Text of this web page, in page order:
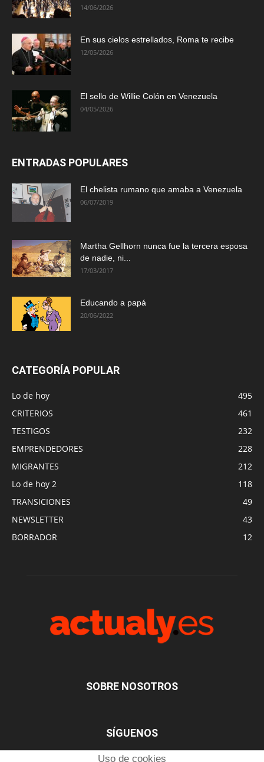
14/06/2026
En sus cielos estrellados, Roma te recibe
12/05/2026
El sello de Willie Colón en Venezuela
04/05/2026
ENTRADAS POPULARES
El chelista rumano que amaba a Venezuela
06/07/2019
Martha Gellhorn nunca fue la tercera esposa
de nadie, ni...
17/03/2017
Educando a papá
20/06/2022
CATEGORÍA POPULAR
Lo de hoy
495
CRITERIOS
461
TESTIGOS
232
EMPRENDEDORES
228
MIGRANTES
212
Lo de hoy 2
118
TRANSICIONES
49
NEWSLETTER
43
BORRADOR
12
SOBRE NOSOTROS
SÍGUENOS
Uso de cookies